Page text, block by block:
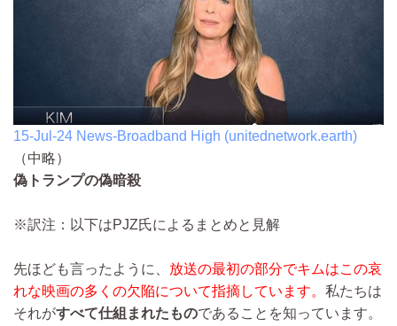
15-Jul-24 News-Broadband High (unitednetwork.earth)
（中略）
偽トランプの偽暗殺
※訳注：以下はPJZ氏によるまとめと見解
先ほども言ったように、 放送の最初の部分でキムはこの哀
れな映画の多くの欠陥について指摘しています。 私たちは
それがすべて仕組まれたものであることを知っています。